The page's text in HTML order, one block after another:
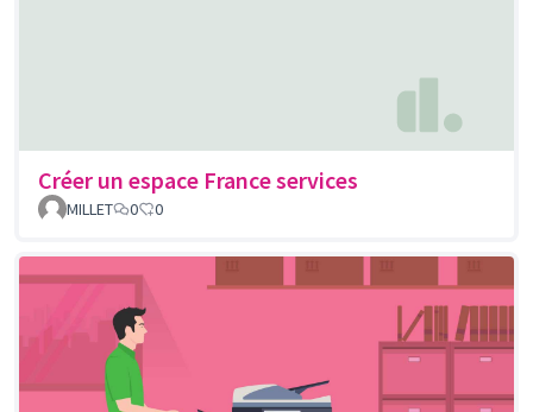
Créer un espace France services
MILLET 0 0